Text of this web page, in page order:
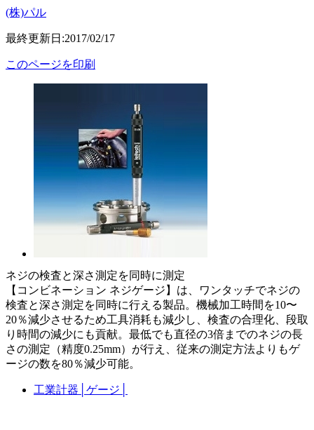
(株)パル
最終更新日:2017/02/17
このページを印刷
ネジの検査と深さ測定を同時に測定
【コンビネーション ネジゲージ】は、ワンタッチでネジの
検査と深さ測定を同時に行える製品。機械加工時間を10〜
20％減少させるため工具消耗も減少し、検査の合理化、段取
り時間の減少にも貢献。最低でも直径の3倍までのネジの長
さの測定（精度0.25mm）が行え、従来の測定方法よりもゲ
ージの数を80％減少可能。
工業計器 ゲージ